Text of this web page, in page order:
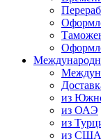
из
из ОАЭ
из
из США